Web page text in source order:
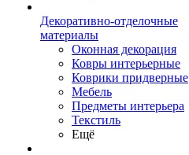
Декоративно-отделочные
материалы
Оконная декорация
Ковры интерьерные
Коврики придверные
Мебель
Предметы интерьера
Текстиль
Ещё